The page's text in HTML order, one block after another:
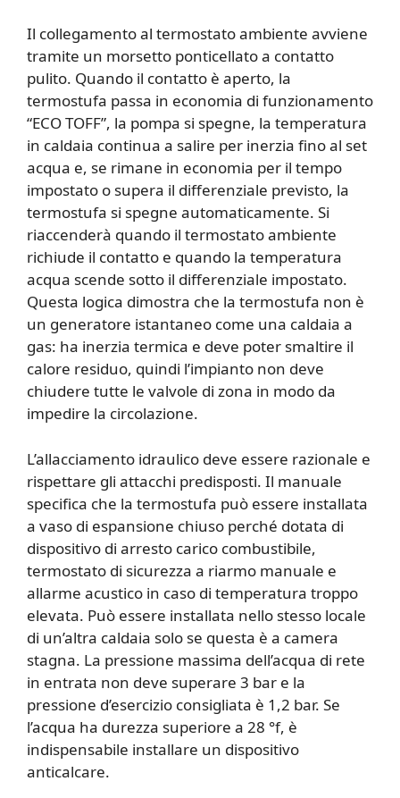
Il collegamento al termostato ambiente avviene
tramite un morsetto ponticellato a contatto
pulito. Quando il contatto è aperto, la
termostufa passa in economia di funzionamento
“ECO TOFF”, la pompa si spegne, la temperatura
in caldaia continua a salire per inerzia fino al set
acqua e, se rimane in economia per il tempo
impostato o supera il differenziale previsto, la
termostufa si spegne automaticamente. Si
riaccenderà quando il termostato ambiente
richiude il contatto e quando la temperatura
acqua scende sotto il differenziale impostato.
Questa logica dimostra che la termostufa non è
un generatore istantaneo come una caldaia a
gas: ha inerzia termica e deve poter smaltire il
calore residuo, quindi l’impianto non deve
chiudere tutte le valvole di zona in modo da
impedire la circolazione.
L’allacciamento idraulico deve essere razionale e
rispettare gli attacchi predisposti. Il manuale
specifica che la termostufa può essere installata
a vaso di espansione chiuso perché dotata di
dispositivo di arresto carico combustibile,
termostato di sicurezza a riarmo manuale e
allarme acustico in caso di temperatura troppo
elevata. Può essere installata nello stesso locale
di un’altra caldaia solo se questa è a camera
stagna. La pressione massima dell’acqua di rete
in entrata non deve superare 3 bar e la
pressione d’esercizio consigliata è 1,2 bar. Se
l’acqua ha durezza superiore a 28 °f, è
indispensabile installare un dispositivo
anticalcare.